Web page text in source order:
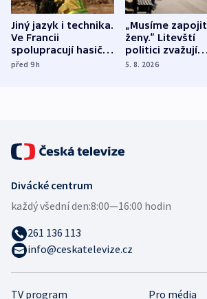
Jiný jazyk i technika.
Ve Francii
spolupracují hasiči z
různých zemí
před 9h
„Musíme zapojit
ženy.“ Litevští
politici zvažují
dohodu o
5. 8. 2026
TV program Pro média
Divácké centrum
každý všední den:8:00—16:00 hodin
261 136 113
info@ceskatelevize.cz